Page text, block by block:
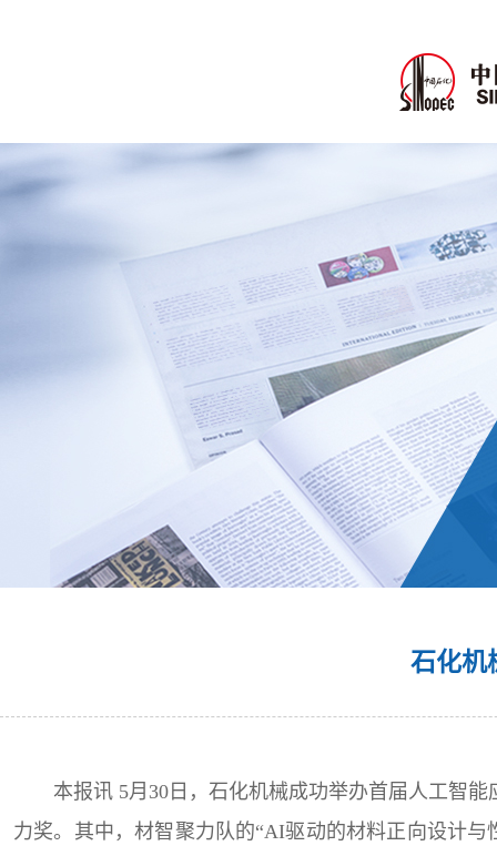
石化机
本报讯 5月30日，石化机械成功举办首届人工智
力奖。其中，材智聚力队的“AI驱动的材料正向设计